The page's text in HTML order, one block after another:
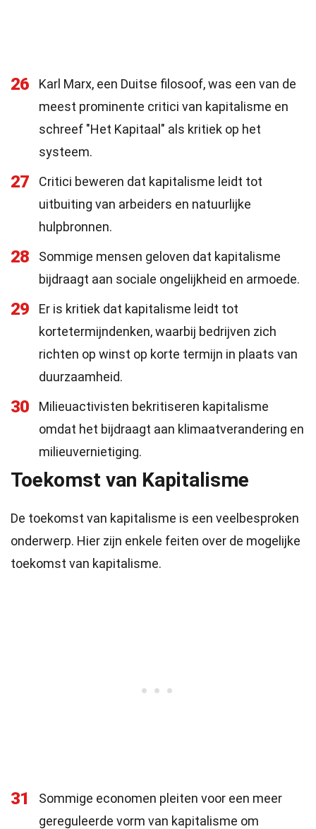
26
Karl Marx, een Duitse filosoof, was een van de
meest prominente critici van kapitalisme en
schreef "Het Kapitaal" als kritiek op het
systeem.
27
Critici beweren dat kapitalisme leidt tot
uitbuiting van arbeiders en natuurlijke
hulpbronnen.
28
Sommige mensen geloven dat kapitalisme
bijdraagt aan sociale ongelijkheid en armoede.
29
Er is kritiek dat kapitalisme leidt tot
kortetermijndenken, waarbij bedrijven zich
richten op winst op korte termijn in plaats van
duurzaamheid.
30
Milieuactivisten bekritiseren kapitalisme
omdat het bijdraagt aan klimaatverandering en
milieuvernietiging.
Toekomst van Kapitalisme
De toekomst van kapitalisme is een veelbesproken
onderwerp. Hier zijn enkele feiten over de mogelijke
toekomst van kapitalisme.
31
Sommige economen pleiten voor een meer
gereguleerde vorm van kapitalisme om